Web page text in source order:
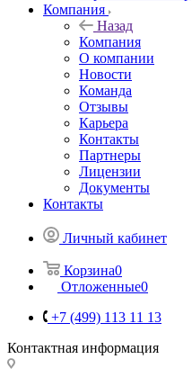
Компания
Назад
Компания
О компании
Новости
Команда
Отзывы
Карьера
Контакты
Партнеры
Лицензии
Документы
Контакты
Личный кабинет
Корзина0
Отложенные0
+7 (499) 113 11 13
Контактная информация